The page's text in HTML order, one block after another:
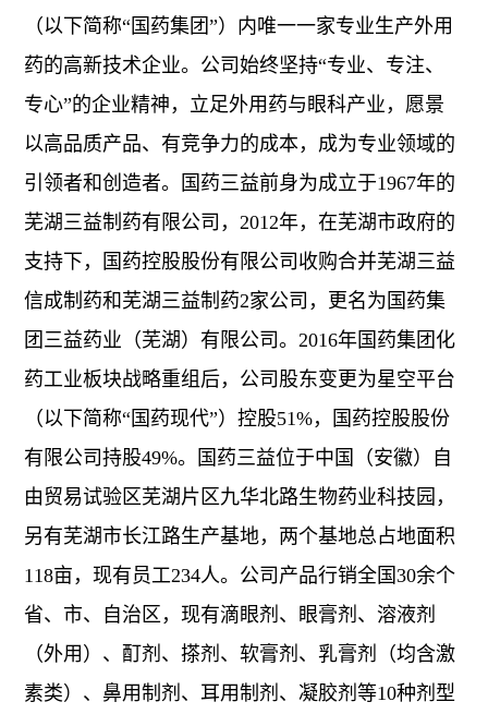
帮
助
支
持
（以下简称“国药集团”）内唯一一家专业生产外用
药的高新技术企业。公司始终坚持“专业、专注、
专心”的企业精神，立足外用药与眼科产业，愿景
以高品质产品、有竞争力的成本，成为专业领域的
引领者和创造者。国药三益前身为成立于1967年的
芜湖三益制药有限公司，2012年，在芜湖市政府的
支持下，国药控股股份有限公司收购合并芜湖三益
信成制药和芜湖三益制药2家公司，更名为国药集
团三益药业（芜湖）有限公司。2016年国药集团化
药工业板块战略重组后，公司股东变更为星空平台
（以下简称“国药现代”）控股51%，国药控股股份
有限公司持股49%。国药三益位于中国（安徽）自
由贸易试验区芜湖片区九华北路生物药业科技园，
另有芜湖市长江路生产基地，两个基地总占地面积
118亩，现有员工234人。公司产品行销全国30余个
省、市、自治区，现有滴眼剂、眼膏剂、溶液剂
（外用）、酊剂、搽剂、软膏剂、乳膏剂（均含激
素类）、鼻用制剂、耳用制剂、凝胶剂等10种剂型